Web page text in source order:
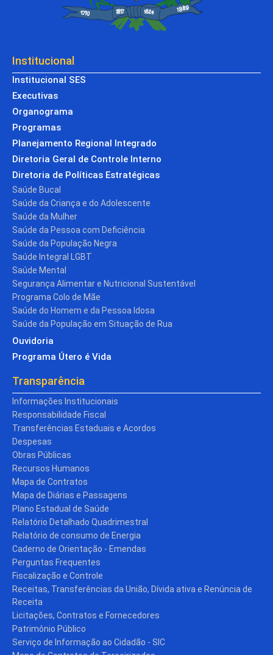
Institucional
Institucional SES
Executivas
Organograma
Programas
Planejamento Regional Integrado
Diretoria Geral de Controle Interno
Diretoria de Políticas Estratégicas
Saúde Bucal
Saúde da Criança e do Adolescente
Saúde da Mulher
Saúde da Pessoa com Deficiência
Saúde da População Negra
Saúde Integral LGBT
Saúde Mental
Segurança Alimentar e Nutricional Sustentável
Programa Colo de Mãe
Saúde do Homem e da Pessoa Idosa
Saúde da População em Situação de Rua
Ouvidoria
Programa Útero é Vida
Transparência
Informações Institucionais
Responsabilidade Fiscal
Transferências Estaduais e Acordos
Despesas
Obras Públicas
Recursos Humanos
Mapa de Contratos
Mapa de Diárias e Passagens
Plano Estadual de Saúde
Relatório Detalhado Quadrimestral
Relatório de consumo de Energia
Caderno de Orientação - Emendas
Perguntas Frequentes
Fiscalização e Controle
Receitas, Transferências da União, Dívida ativa e Renúncia de
Receita
Licitações, Contratos e Fornecedores
Patrimônio Público
Serviço de Informação ao Cidadão - SIC